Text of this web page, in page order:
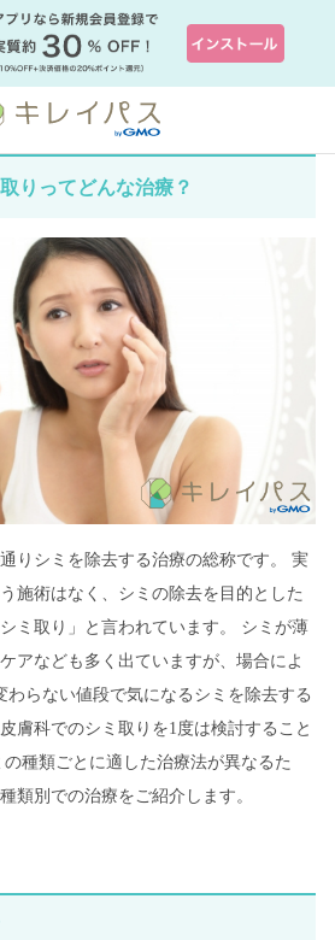
りってどんな治療？
りシミを除去する治療の総称です。 実
施術はなく、シミの除去を目的とした
ミ取り」と言われています。 シミが薄
アなども多く出ていますが、場合によ
わらない値段で気になるシミを除去する
膚科でのシミ取りを1度は検討すること
種類ごとに適した治療法が異なるた
類別での治療をご紹介します。